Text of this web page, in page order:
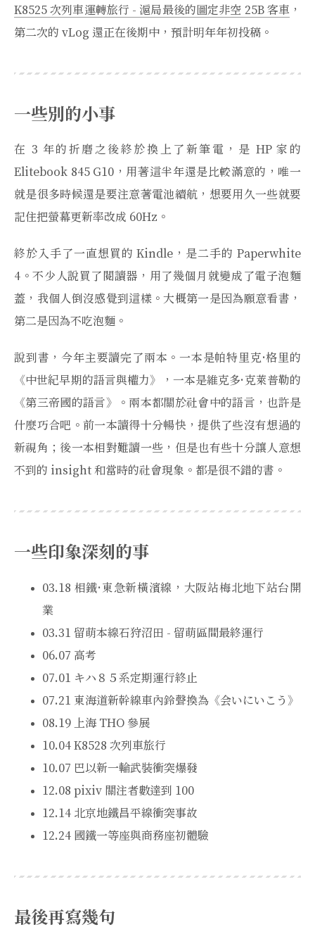
K8525 次列車運轉旅行 - 滬局最後的圖定非空 25B 客車 ，
第二次的 vLog 還正在後期中，預計明年年初投稿。
一些別的小事
在 3 年的折磨之後終於換上了新筆電，是 HP 家的
Elitebook 845 G10，用著這半年還是比較滿意的，唯一
就是很多時候還是要注意著電池續航，想要用久一些就要
記住把螢幕更新率改成 60Hz。
終於入手了一直想買的 Kindle，是二手的 Paperwhite
4。不少人說買了閱讀器，用了幾個月就變成了電子泡麵
蓋，我個人倒沒感覺到這樣。大概第一是因為願意看書，
第二是因為不吃泡麵。
說到書，今年主要讀完了兩本。一本是帕特里克·格里的
《中世紀早期的語言與權力》，一本是維克多·克萊普勒的
《第三帝國的語言》。兩本都關於社會中的語言，也許是
什麼巧合吧。前一本讀得十分暢快，提供了些沒有想過的
新視角；後一本相對難讀一些，但是也有些十分讓人意想
不到的 insight 和當時的社會現象。都是很不錯的書。
一些印象深刻的事
03.18 相鐵·東急新橫濱線，大阪站梅北地下站台開
業
03.31 留萌本線石狩沼田 - 留萌區間最終運行
06.07 高考
07.01 キハ８５系定期運行終止
07.21 東海道新幹線車內鈴聲換為《会いにいこう》
08.19 上海 THO 參展
10.04 K8528 次列車旅行
10.07 巴以新一輪武裝衝突爆發
12.08 pixiv 關注者數達到 100
12.14 北京地鐵昌平線衝突事故
12.24 國鐵一等座與商務座初體驗
最後再寫幾句